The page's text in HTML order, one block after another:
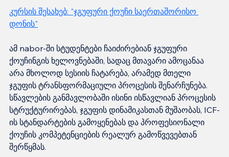
კურსის შესახებ: "ჯგუფური ქოუჩი საერთაშორისო
დონის"
ამ nabor-ში სტუდენტები ჩაიძირებიან ჯგუფური
ქოუჩინგის ხელოვნებაში, სადაც მთავარი ამოცანაა
არა მხოლოდ სესიის ჩატარება, არამედ მთელი
ჯგუფის ტრანსფორმაციული პროცესის შენარჩუნება.
სწავლების განმავლობაში ისინი ისწავლიან პროცესის
სტრუქტურირებას, ჯგუფის დინამიკასთან მუშაობას, ICF-
ის სტანდარტების გამოყენებას და პროფესიონალი
ქოუჩის კომპეტენციების რეალურ გამოწვევებთან
შერწყმას.